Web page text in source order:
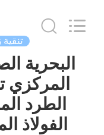
الصفحة
الرئيسية
منتجات
Manufacture
البحرية
المركزي
الطرد
الفولاذ